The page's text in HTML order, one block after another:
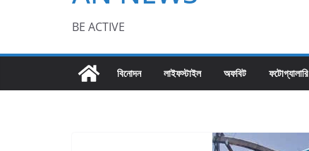
BE ACTIVE
বিনোদন লাইফস্টাইল অফবিট ফটোগ্যালারি